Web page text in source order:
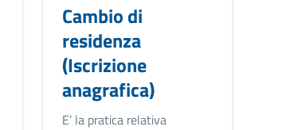
Cambio di
residenza
(Iscrizione
anagrafica)
E’ la pratica relativa